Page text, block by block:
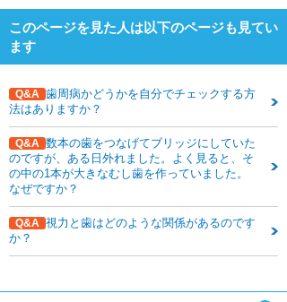
このページを見た人は以下のページも見てい
ます
Q&A
歯周病かどうかを自分でチェックする方
法はありますか？
Q&A
数本の歯をつなげてブリッジにしていた
のですが、ある日外れました。よく見ると、そ
の中の1本が大きなむし歯を作っていました。
なぜですか？
Q&A
視力と歯はどのような関係があるのです
か？